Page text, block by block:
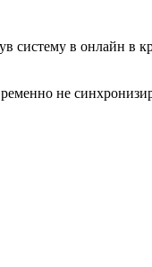
систему в онлайн в
не